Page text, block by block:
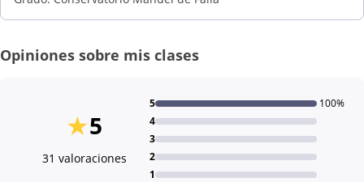
Opiniones sobre mis clases
5
★
31 valoraciones
1
2
3
4
5 100%